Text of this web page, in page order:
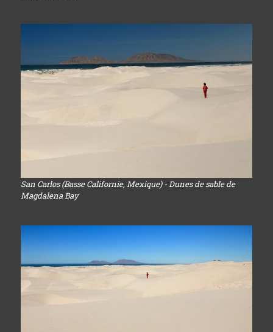
San Carlos (Basse Californie, Mexique) - Dunes de sable de
Magdalena Bay